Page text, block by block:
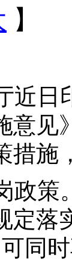
】
日
意见
措施
策
定
同